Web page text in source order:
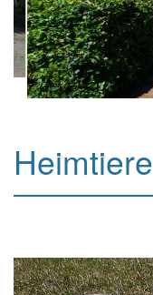
Heimtiere